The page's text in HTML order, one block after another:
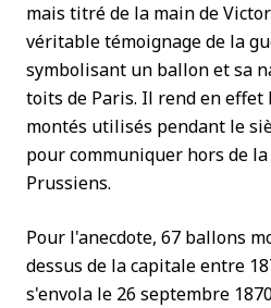
mais titré de la main de
véritable témoignage de la
symbolisant un ballon et sa
toits de Paris. Il rend en effet
montés utilisés pendant le
pour communiquer hors de
Prussiens.
Pour l'anecdote, 67 ballons
dessus de la capitale entre
s'envola le 26 septembre